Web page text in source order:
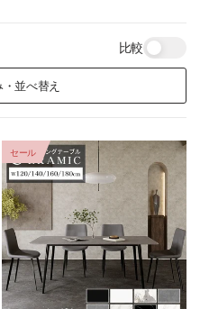
比較
並べ替え
セール